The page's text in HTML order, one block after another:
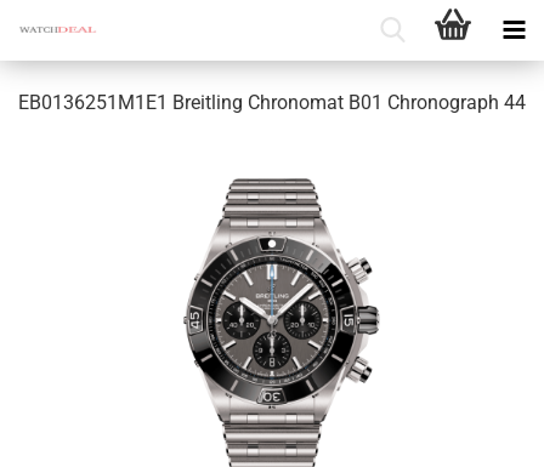
EB0136251M1E1 Breit­ling Chro­no­mat B01 Chro­no­graph 44